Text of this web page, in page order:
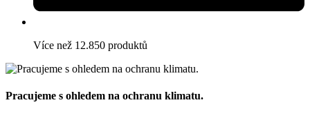
Více než 12.850 produktů
Pracujeme s ohledem na ochranu klimatu.